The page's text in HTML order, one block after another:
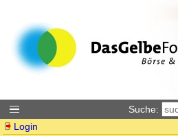
Suche:
Login